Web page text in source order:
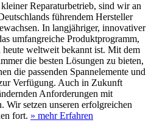
Reparaturbetrieb, sind wir an
führendem Hersteller
In langjähriger, innovativer
umfangreiche Produktprogramm,
weltweit bekannt ist. Mit dem
die besten Lösungen zu bieten,
die passenden Spannelemente und
Verfügung. Auch in Zukunft
Anforderungen mit
Wir setzen unseren erfolgreichen
fort. » mehr Erfahren